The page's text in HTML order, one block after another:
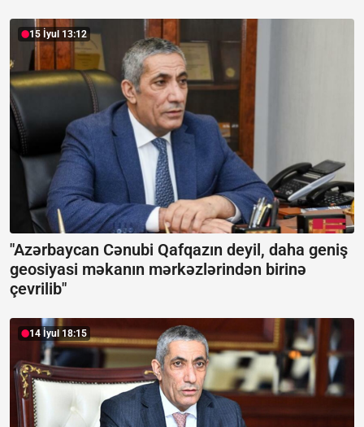
15 İyul 13:12
"Azərbaycan Cənubi Qafqazın deyil, daha geniş
geosiyasi məkanın mərkəzlərindən birinə
çevrilib"
14 İyul 18:15